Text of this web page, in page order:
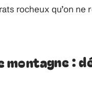
rocheux qu’on ne
montagne :